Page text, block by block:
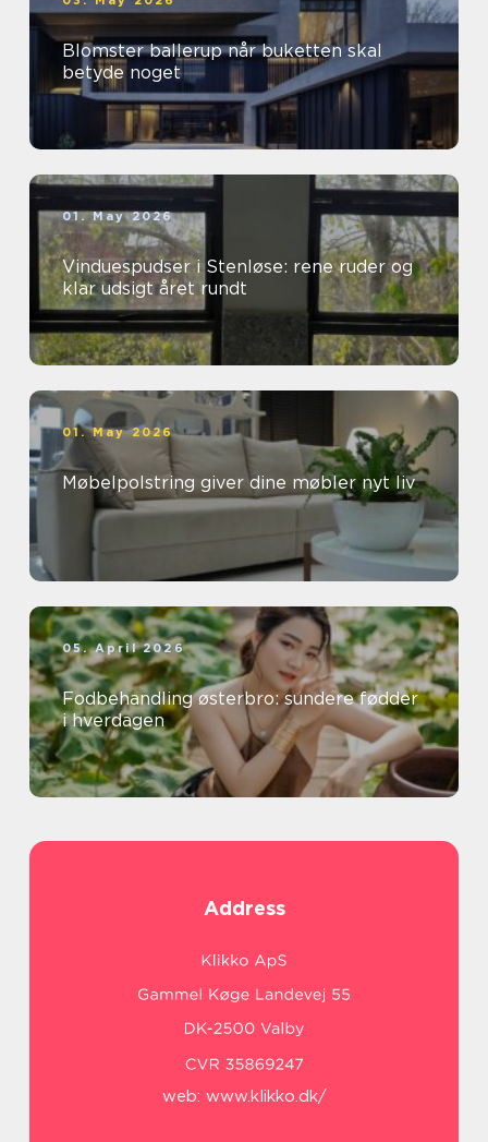
Blomster ballerup når buketten skal
betyde noget
01. May 2026
Vinduespudser i Stenløse: rene ruder og
klar udsigt året rundt
01. May 2026
Møbelpolstring giver dine møbler nyt liv
05. April 2026
Fodbehandling østerbro: sundere fødder
i hverdagen
Address
web: www.klikko.dk/